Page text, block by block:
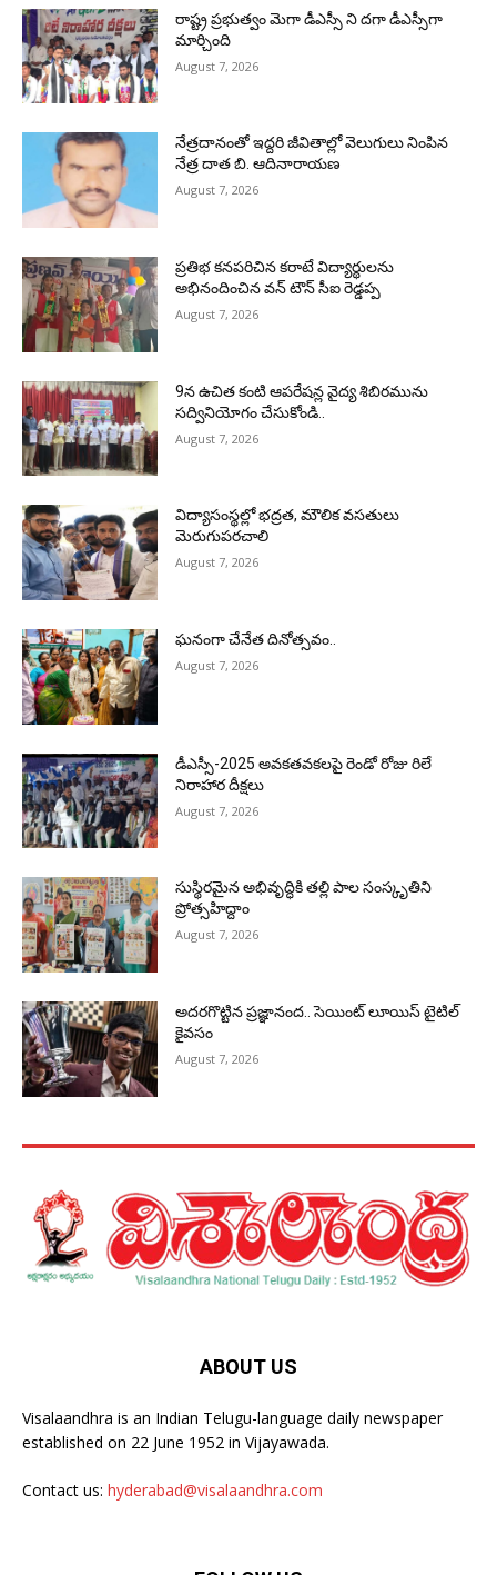
రాష్ట్ర ప్రభుత్వం మెగా డీఎస్సీ ని దగా డీఎస్సీగా
మార్చింది
August 7, 2026
నేత్రదానంతో ఇద్దరి జీవితాల్లో వెలుగులు నింపిన
నేత్ర దాత బి. ఆదినారాయణ
August 7, 2026
ప్రతిభ కనపరిచిన కరాటే విద్యార్థులను
అభినందించిన వన్ టౌన్ సీఐ రెడ్డప్ప
August 7, 2026
9న ఉచిత కంటి ఆపరేషన్ల వైద్య శిబిరమును
సద్వినియోగం చేసుకోండి..
August 7, 2026
విద్యాసంస్థల్లో భద్రత, మౌలిక వసతులు
మెరుగుపరచాలి
August 7, 2026
ఘనంగా చేనేత దినోత్సవం..
August 7, 2026
డీఎస్సీ-2025 అవకతవకలపై రెండో రోజు రిలే
నిరాహార దీక్షలు
August 7, 2026
సుస్థిరమైన అభివృద్ధికి తల్లి పాల సంస్కృతిని
ప్రోత్సహిద్దాం
August 7, 2026
అదరగొట్టిన ప్రజ్ఞానంద.. సెయింట్‌ లూయిస్ టైటిల్‌
కైవసం
August 7, 2026
ABOUT US
Visalaandhra is an Indian Telugu-language daily newspaper
established on 22 June 1952 in Vijayawada.
Contact us: hyderabad@visalaandhra.com